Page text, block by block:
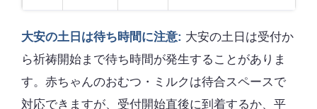
大安の土日は待ち時間に注意: 大安の土日は受付か
ら祈祷開始まで待ち時間が発生することがありま
す。赤ちゃんのおむつ・ミルクは待合スペースで
対応できますが、受付開始直後に到着するか、平